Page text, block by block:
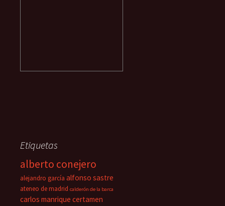
Etiquetas
alberto conejero
alejandro garcía alfonso sastre
ateneo de madrid calderón de la barca
carlos manrique certamen